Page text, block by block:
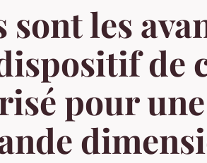
sont les
de
pour